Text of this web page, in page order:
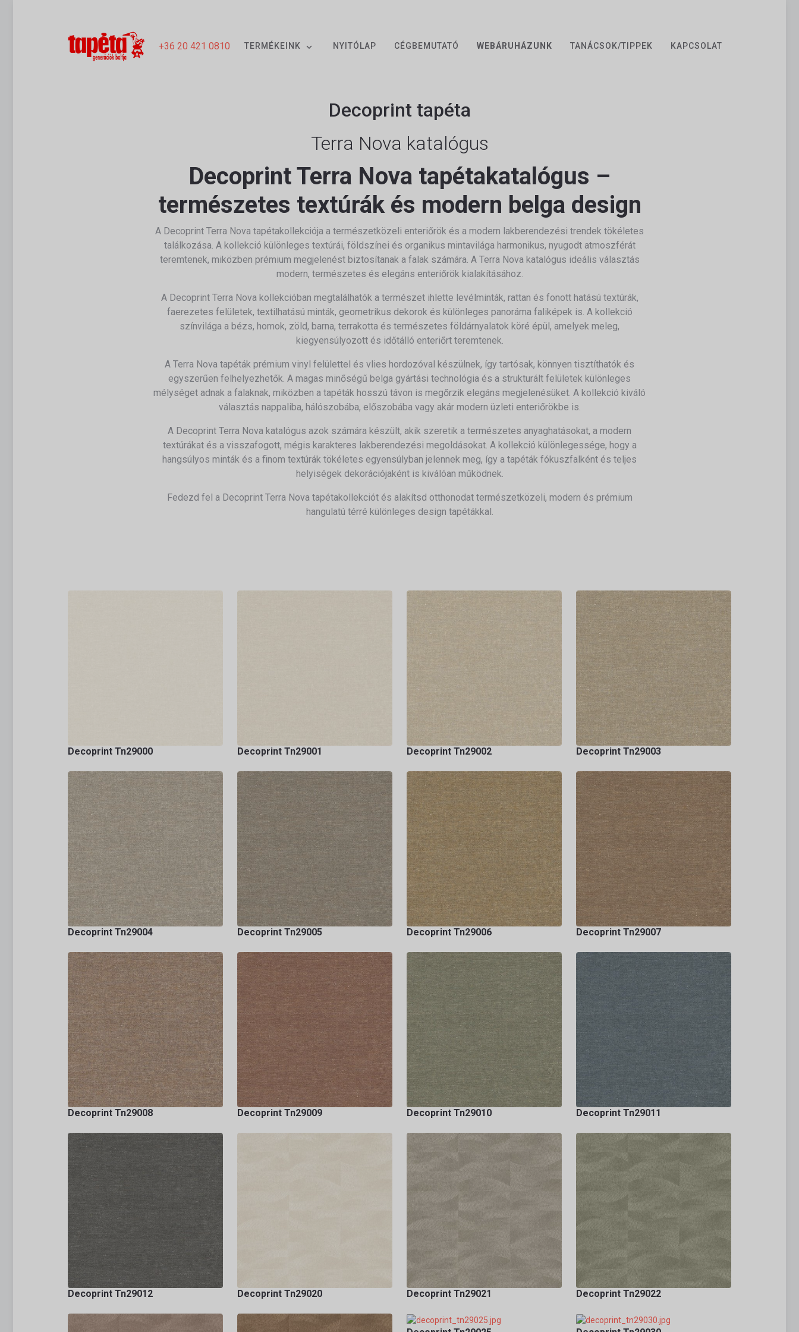
+36 20 421 0810 TERMÉKEINK NYITÓLAP CÉGBEMUTATÓ WEBÁRUHÁZUNK TANÁCSOK/TIPPEK KAPCSOLAT
Decoprint tapéta
Terra Nova katalógus
Decoprint Terra Nova tapétakatalógus –
természetes textúrák és modern belga design
A Decoprint Terra Nova tapétakollekciója a természetközeli enteriőrök és a modern lakberendezési trendek tökéletes
találkozása. A kollekció különleges textúrái, földszínei és organikus mintavilága harmonikus, nyugodt atmoszférát
teremtenek, miközben prémium megjelenést biztosítanak a falak számára. A Terra Nova katalógus ideális választás
modern, természetes és elegáns enteriőrök kialakításához.
A Decoprint Terra Nova kollekcióban megtalálhatók a természet ihlette levélminták, rattan és fonott hatású textúrák,
faerezetes felületek, textilhatású minták, geometrikus dekorok és különleges panoráma faliképek is. A kollekció
színvilága a bézs, homok, zöld, barna, terrakotta és természetes földárnyalatok köré épül, amelyek meleg,
kiegyensúlyozott és időtálló enteriőrt teremtenek.
A Terra Nova tapéták prémium vinyl felülettel és vlies hordozóval készülnek, így tartósak, könnyen tisztíthatók és
egyszerűen felhelyezhetők. A magas minőségű belga gyártási technológia és a strukturált felületek különleges
mélységet adnak a falaknak, miközben a tapéták hosszú távon is megőrzik elegáns megjelenésüket. A kollekció kiváló
választás nappaliba, hálószobába, előszobába vagy akár modern üzleti enteriőrökbe is.
A Decoprint Terra Nova katalógus azok számára készült, akik szeretik a természetes anyaghatásokat, a modern
textúrákat és a visszafogott, mégis karakteres lakberendezési megoldásokat. A kollekció különlegessége, hogy a
hangsúlyos minták és a finom textúrák tökéletes egyensúlyban jelennek meg, így a tapéták fókuszfalként és teljes
helyiségek dekorációjaként is kiválóan működnek.
Fedezd fel a Decoprint Terra Nova tapétakollekciót és alakítsd otthonodat természetközeli, modern és prémium
hangulatú térré különleges design tapétákkal.
Decoprint Tn29000 Decoprint Tn29001 Decoprint Tn29002 Decoprint Tn29003
Decoprint Tn29004 Decoprint Tn29005 Decoprint Tn29006 Decoprint Tn29007
Decoprint Tn29008 Decoprint Tn29009 Decoprint Tn29010 Decoprint Tn29011
Decoprint Tn29012 Decoprint Tn29020 Decoprint Tn29021 Decoprint Tn29022